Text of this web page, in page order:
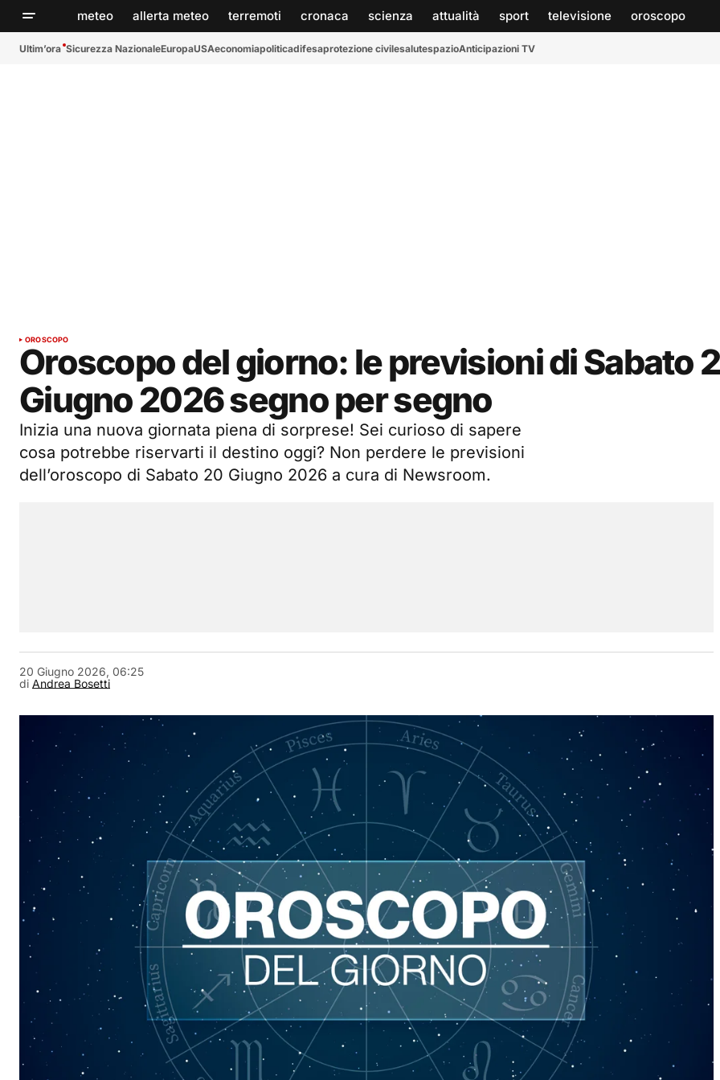
meteo allerta meteo terremoti cronaca scienza attualità sport televisione oroscopo
Ultim’ora Sicurezza NazionaleEuropaUSAeconomiapoliticadifesaprotezione civilesalutespazioAnticipazioni TV
OROSCOPO
Oroscopo del giorno: le previsioni di Sabato
Giugno 2026 segno per segno
Inizia una nuova giornata piena di sorprese! Sei curioso di sapere
cosa potrebbe riservarti il destino oggi? Non perdere le previsioni
dell’oroscopo di Sabato 20 Giugno 2026 a cura di Newsroom.
di Andrea Bosetti
20 Giugno 2026, 06:25